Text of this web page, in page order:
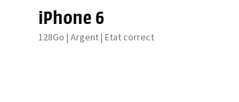
iPhone 6
128Go | Argent | Etat correct